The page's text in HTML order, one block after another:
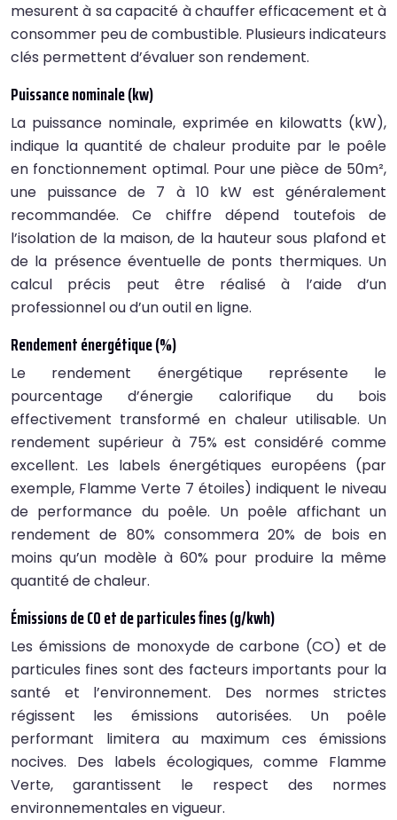
mesurent à sa capacité à chauffer efficacement et à
consommer peu de combustible. Plusieurs indicateurs
clés permettent d’évaluer son rendement.
Puissance nominale (kw)
La puissance nominale, exprimée en kilowatts (kW),
indique la quantité de chaleur produite par le poêle
en fonctionnement optimal. Pour une pièce de 50m²,
une puissance de 7 à 10 kW est généralement
recommandée. Ce chiffre dépend toutefois de
l’isolation de la maison, de la hauteur sous plafond et
de la présence éventuelle de ponts thermiques. Un
calcul précis peut être réalisé à l’aide d’un
professionnel ou d’un outil en ligne.
Rendement énergétique (%)
Le rendement énergétique représente le
pourcentage d’énergie calorifique du bois
effectivement transformé en chaleur utilisable. Un
rendement supérieur à 75% est considéré comme
excellent. Les labels énergétiques européens (par
exemple, Flamme Verte 7 étoiles) indiquent le niveau
de performance du poêle. Un poêle affichant un
rendement de 80% consommera 20% de bois en
moins qu’un modèle à 60% pour produire la même
quantité de chaleur.
Émissions de CO et de particules fines (g/kwh)
Les émissions de monoxyde de carbone (CO) et de
particules fines sont des facteurs importants pour la
santé et l’environnement. Des normes strictes
régissent les émissions autorisées. Un poêle
performant limitera au maximum ces émissions
nocives. Des labels écologiques, comme Flamme
Verte, garantissent le respect des normes
environnementales en vigueur.